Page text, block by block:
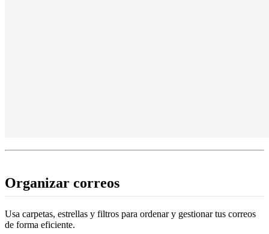
Organizar correos
Usa carpetas, estrellas y filtros para ordenar y gestionar tus correos
de forma eficiente.